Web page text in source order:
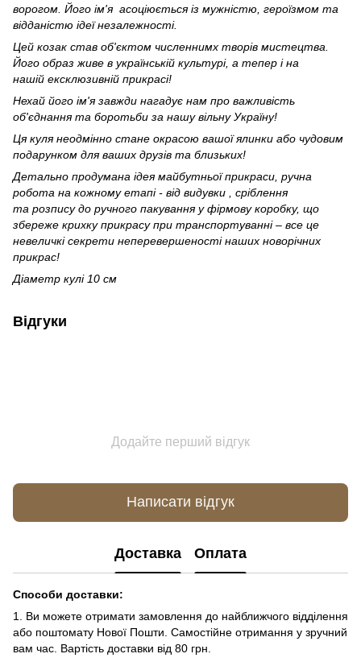
ворогом. Його ім'я асоціюється із мужністю, героїзмом та
відданістю ідеї незалежності.
Цей козак став об'єктом численнимх творів мистецтва.
Його образ живе в українській культурі, а тепер і на
нашій ексклюзивній прикрасі!
Нехай його ім'я завжди нагадує нам про важливість
об'єднання та боротьби за нашу вільну Україну!
Ця куля неодмінно стане окрасою вашої ялинки або чудовим
подарунком для ваших друзів та близьких!
Детально продумана ідея майбутньої прикраси, ручна
робота на кожному етапі - від видувки , сріблення
та розпису до ручного пакування у фірмову коробку, що
збереже крихку прикрасу при транспортуванні – все це
невеличкі секрети неперевершеності наших новорічних
прикрас!
Діаметр кулі 10 см
Відгуки
Додайте перший відгук
Написати відгук
Доставка Оплата
Способи доставки:
1. Ви можете отримати замовлення до найближчого відділення
або поштомату Нової Пошти. Самостійне отримання у зручний
вам час. Вартість доставки від 80 грн.